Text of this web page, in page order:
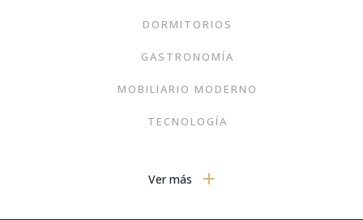
DORMITORIOS
GASTRONOMÍA
MOBILIARIO MODERNO
TECNOLOGÍA
ARTE
Ver más